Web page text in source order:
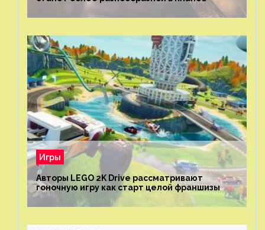
репрезентации
Игры
Авторы LEGO 2K Drive рассматривают
гоночную игру как старт целой франшизы